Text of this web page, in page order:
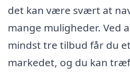
det kan være svært at
mange muligheder. Ved
mindst tre tilbud får du
markedet, og du kan